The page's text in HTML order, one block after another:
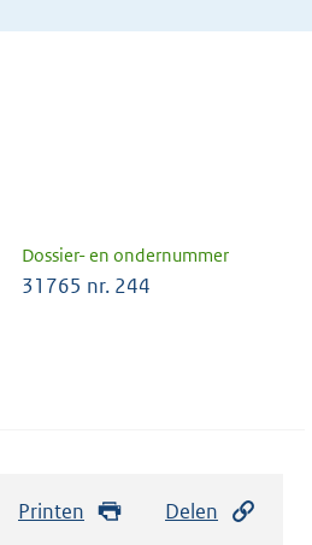
Dossier- en ondernummer
31765 nr. 244
Printen Delen